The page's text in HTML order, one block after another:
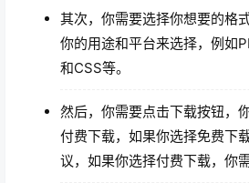
其次，你需要选择你想要的格
你的用途和平台来选择，例如
和CSS等。
然后，你需要点击下载按钮，
付费下载，如果你选择免费下
议，如果你选择付费下载，你